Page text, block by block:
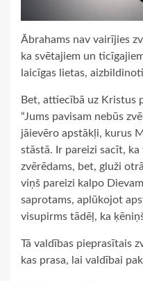
Ābrahams nav vairījies
ka svētajiem un
laicīgas lietas,
Bet, attiecībā uz Kristus
“Jums pavisam nebūs
jāievēro apstākļi, kurus
stāstā. Ir pareizi sacīt,
zvērēdams, bet, gluži
viņš pareizi kalpo
saprotams, aplūkojot
visupirms tādēļ, ka
Tā valdības pieprasītais
kas prasa, lai valdībai